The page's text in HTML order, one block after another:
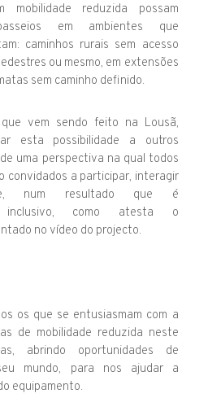
mobilidade reduzida possam
em ambientes que
caminhos rurais sem acesso
ou mesmo, em extensões
sem caminho definido.
vem sendo feito na Lousã,
esta possibilidade a outros
uma perspectiva na qual todos
convidados a participar, interagir
num resultado que é
inclusivo, como atesta o
no vídeo do projecto.
os que se entusiasmam com a
de mobilidade reduzida neste
abrindo oportunidades de
mundo, para nos ajudar a
equipamento.